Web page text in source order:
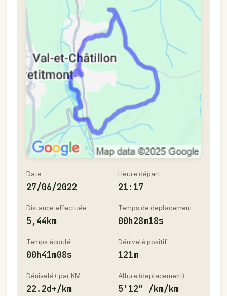
Date :
27/06/2022
Heure départ :
21:17
Distance effectuée
5,44km
Temps de deplacement
00h28m18s
Temps écoulé
00h41m08s
Dénivelé positif :
121m
Dénivelé+ par KM :
22.2d+/km
Allure (deplacement)
5'12" /km/km